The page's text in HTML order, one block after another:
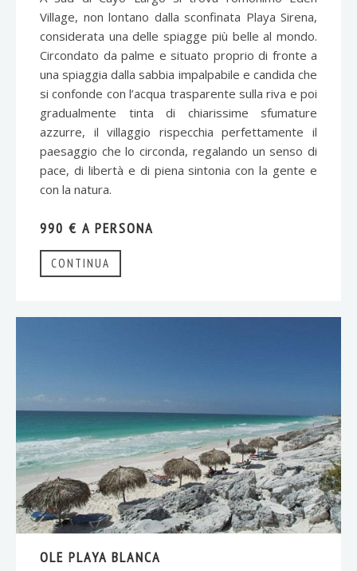
Village, non lontano dalla sconfinata Playa Sirena,
considerata una delle spiagge più belle al mondo.
Circondato da palme e situato proprio di fronte a
una spiaggia dalla sabbia impalpabile e candida che
si confonde con l’acqua trasparente sulla riva e poi
gradualmente tinta di chiarissime sfumature
azzurre, il villaggio rispecchia perfettamente il
paesaggio che lo circonda, regalando un senso di
pace, di libertà e di piena sintonia con la gente e
con la natura.
990 € A PERSONA
CONTINUA
OLE PLAYA BLANCA